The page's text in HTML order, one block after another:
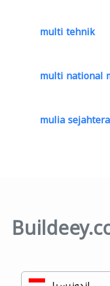
multi tehnik
multi national
mulia